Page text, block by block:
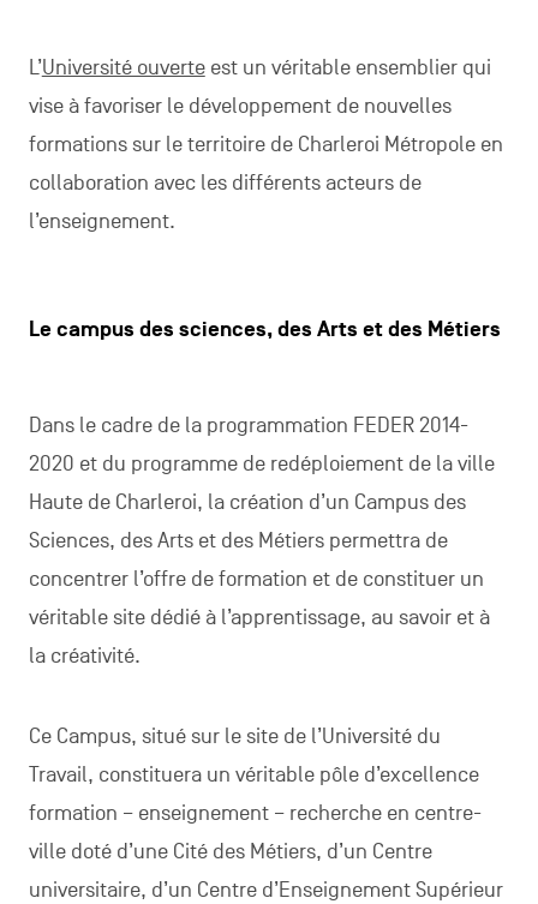
L’Université ouverteest un véritable ensemblier qui
vise à favoriser le développement de nouvelles
formations sur le territoire de Charleroi Métropole en
collaboration avec les différents acteurs de
l’enseignement.
Le campus des sciences, des Arts et des Métiers
Dans le cadre de la programmation FEDER 2014-
2020 et du programme de redéploiement de la ville
Haute de Charleroi, la création d’un Campus des
Sciences, des Arts et des Métiers permettra de
concentrer l’offre de formation et de constituer un
véritable site dédié à l’apprentissage, au savoir et à
la créativité.
Ce Campus, situé sur le site de l’Université du
Travail, constituera un véritable pôle d’excellence
formation – enseignement – recherche en centre-
ville doté d’une Cité des Métiers, d’un Centre
universitaire, d’un Centre d’Enseignement Supérieur